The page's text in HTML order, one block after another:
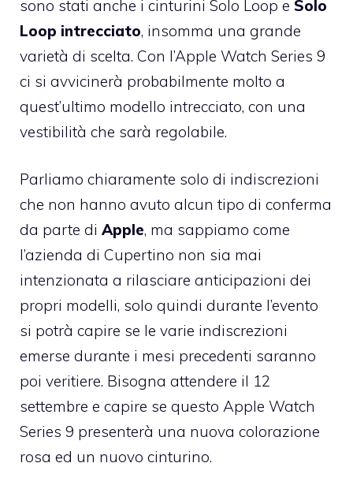
sono stati anche i cinturini Solo Loop e Solo
Loop intrecciato, insomma una grande
varietà di scelta. Con l’Apple Watch Series 9
ci si avvicinerà probabilmente molto a
quest’ultimo modello intrecciato, con una
vestibilità che sarà regolabile.
Parliamo chiaramente solo di indiscrezioni
che non hanno avuto alcun tipo di conferma
da parte di Apple, ma sappiamo come
l’azienda di Cupertino non sia mai
intenzionata a rilasciare anticipazioni dei
propri modelli, solo quindi durante l’evento
si potrà capire se le varie indiscrezioni
emerse durante i mesi precedenti saranno
poi veritiere. Bisogna attendere il 12
settembre e capire se questo Apple Watch
Series 9 presenterà una nuova colorazione
rosa ed un nuovo cinturino.